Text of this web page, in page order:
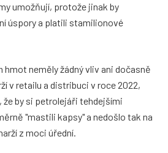
umožňují, protože jinak by
úspory a platili stamilionové
hmot neměly žádný vliv ani dočasně
v retailu a distribuci v roce 2022,
že by si petrolejáři tehdejšími
"mastili kapsy" a nedošlo tak na
z moci úřední.